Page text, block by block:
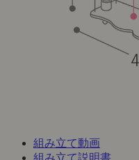
組み立て動画